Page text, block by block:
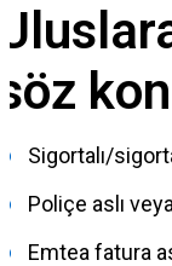
Sigortalı/
Poliçe aslı
Emtea fatura